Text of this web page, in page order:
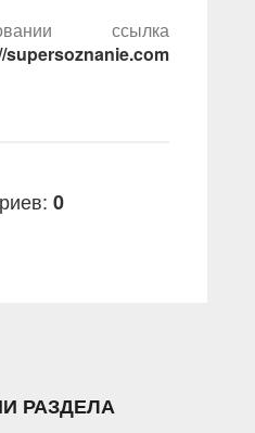
ссылка
supersoznanie.com
: 0
РАЗДЕЛА